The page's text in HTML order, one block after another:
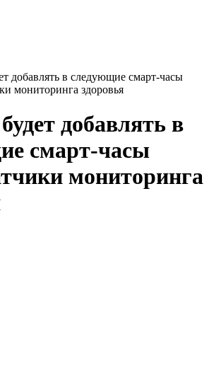
добавлять в следующие смарт-часы
мониторинга здоровья
добавлять в
смарт-часы
мониторинга